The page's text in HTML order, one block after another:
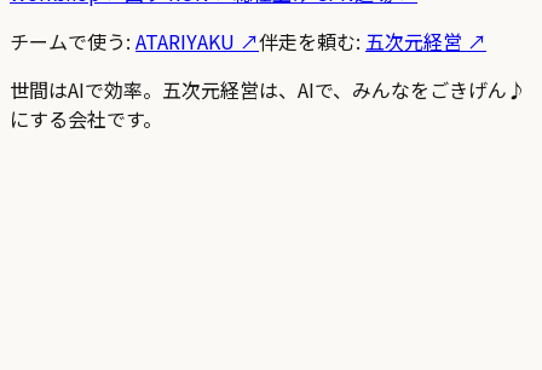
チームで使う: ATARIYAKU ↗伴走を頼む: 五次元経営 ↗
世間はAIで効率。五次元経営は、AIで、みんなをごきげん♪
にする会社です。